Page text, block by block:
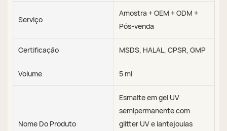
Serviço
Amostra + OEM + ODM +
Pós-venda
Certificação MSDS, HALAL, CPSR, GMP
Volume 5 ml
Nome Do Produto
Esmalte em gel UV
semipermanente com
glitter UV e lantejoulas